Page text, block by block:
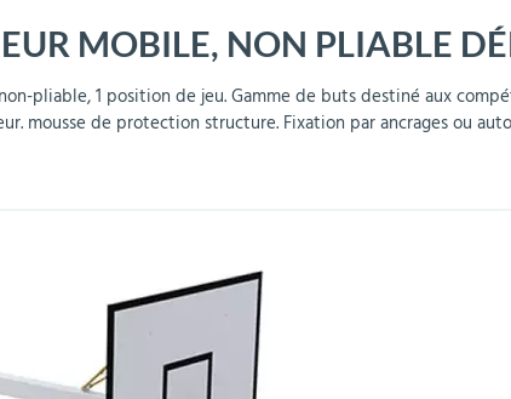
urbains
sécurité Abris fumeurs
&
Miroirs de sécurité
sanitaires Mobilier de bureau
extérieur
Mobilier crèche et
maternelle
Plaques
de Noël
Pavoisement
& BillardsMOBILE, NON PLIABLE
pliable, 1 position de jeu. Gamme de buts destiné aux
mousse de protection structure. Fixation par ancrages ou